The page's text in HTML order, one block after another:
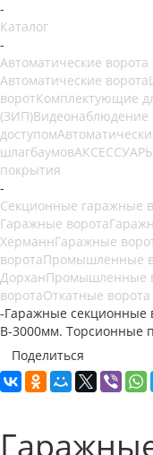
-
Каталог
-
Автоматические ворота
Автоматические ворота
воротКомплектующие
(ЗИП)Видеонаблюдение
доступом
шлагбаумов
покрытия
-
Секционные гаражные
Гаражные ворота
ХёрманнГаражные
воротаПромышленные
ДорханПромышленные
воротаОткатные ворота
-Гаражные секционные
В-3000мм. Торсионные
Поделиться